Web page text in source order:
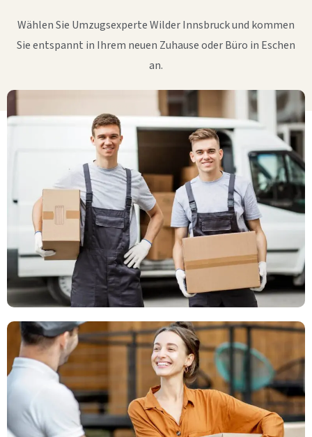
Wählen Sie Umzugsexperte Wilder Innsbruck und kommen
Sie entspannt in Ihrem neuen Zuhause oder Büro in Eschen
an.